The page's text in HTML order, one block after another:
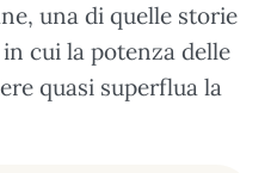
una di quelle storie
cui la potenza delle
quasi superflua la